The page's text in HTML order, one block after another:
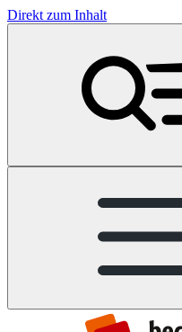
Direkt zum Inhalt